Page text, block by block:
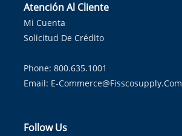
Atención Al Cliente
Mi Cuenta
Solicitud De Crédito
Phone: 800.635.1001
Email: E-Commerce@fisscosupply.com
Follow Us